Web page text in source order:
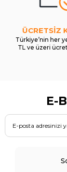
ÜCRETSİZ
Türkiye’nin her
TL ve üzeri
E-